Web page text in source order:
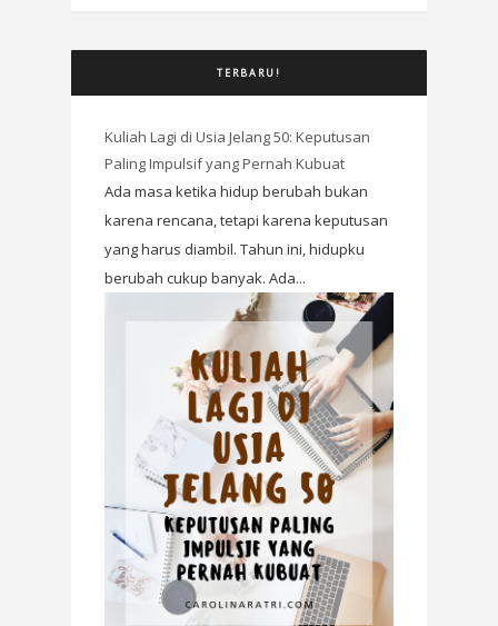
TERBARU!
Kuliah Lagi di Usia Jelang 50: Keputusan
Paling Impulsif yang Pernah Kubuat
Ada masa ketika hidup berubah bukan
karena rencana, tetapi karena keputusan
yang harus diambil. Tahun ini, hidupku
berubah cukup banyak. Ada...